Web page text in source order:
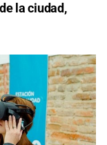
la ciudad,